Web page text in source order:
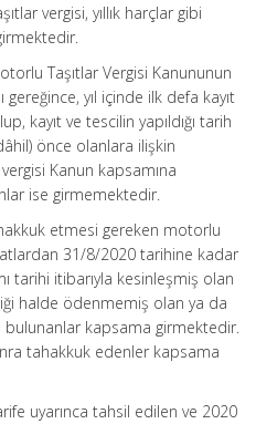
vergisi, yıllık harçlar gibi
Taşıtlar Vergisi Kanununun
gereğince, yıl içinde ilk defa kayıt
kayıt ve tescilin yapıldığı tarih
önce olanlara ilişkin
Kanun kapsamına
ise girmemektedir.
etmesi gereken motorlu
31/8/2020 tarihine kadar
tarihi itibarıyla kesinleşmiş olan
halde ödenmemiş olan ya da
kapsama girmektedir.
tahakkuk edenler kapsama
uyarınca tahsil edilen ve 2020